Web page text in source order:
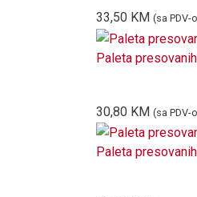
33,50 KM (sa PDV-
Paleta
30,80 KM (sa PDV-
Paleta